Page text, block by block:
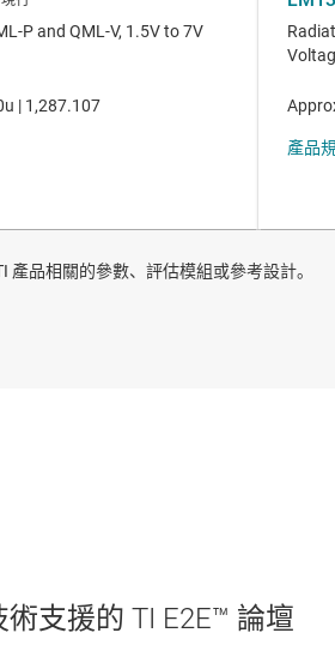
產品相關的參數、評估模組或參考設計。
支援的 TI E2E™ 論壇